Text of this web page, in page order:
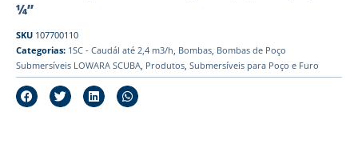
¼”
SKU 107700110
Categorias: 1SC - Caudál até 2,4 m3/h, Bombas, Bombas de Poço
Submersíveis LOWARA SCUBA, Produtos, Submersíveis para Poço e Furo